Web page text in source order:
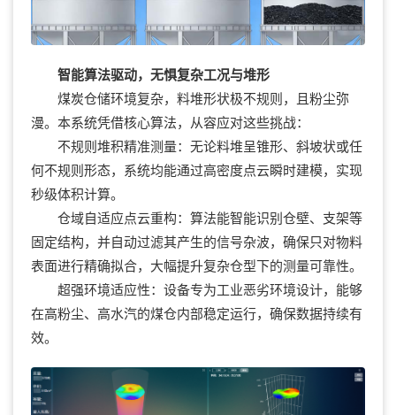
智能算法驱动，无惧复杂工况与堆形
煤炭仓储环境复杂，料堆形状极不规则，且粉尘弥
漫。本系统凭借核心算法，从容应对这些挑战：
不规则堆积精准测量：无论料堆呈锥形、斜坡状或任
何不规则形态，系统均能通过高密度点云瞬时建模，实现
秒级体积计算。
仓域自适应点云重构：算法能智能识别仓壁、支架等
固定结构，并自动过滤其产生的信号杂波，确保只对物料
表面进行精确拟合，大幅提升复杂仓型下的测量可靠性。
超强环境适应性：设备专为工业恶劣环境设计，能够
在高粉尘、高水汽的煤仓内部稳定运行，确保数据持续有
效。